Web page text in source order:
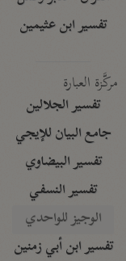
تفسير ابن عثيمين
مركَّزة العبارة
تفسير الجلالين
جامع البيان للإيجي
تفسير البيضاوي
تفسير النسفي
الوجيز للواحدي
تفسير ابن أبي زمنين